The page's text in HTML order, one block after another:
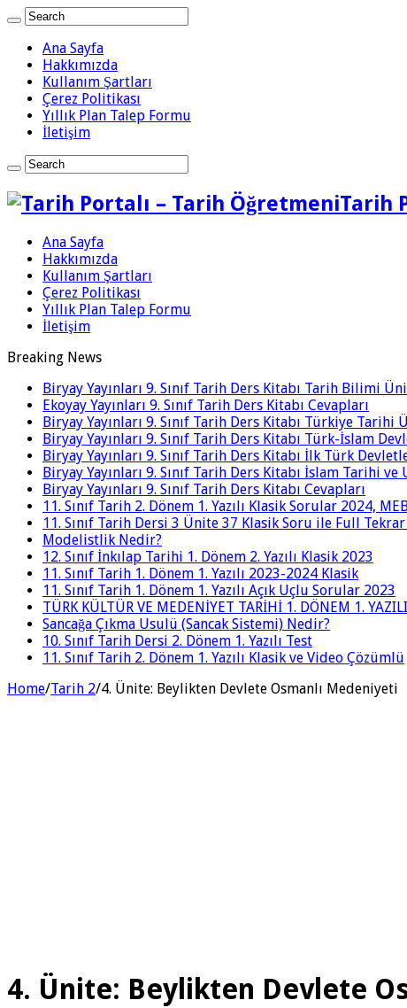
Ana Sayfa
Hakkımızda
Kullanım Şartları
Çerez Politikası
Yıllık Plan Talep Formu
İletişim
Tarih
Ana Sayfa
Hakkımızda
Kullanım Şartları
Çerez Politikası
Yıllık Plan Talep Formu
İletişim
Breaking News
Biryay Yayınları 9. Sınıf Tarih Ders Kitabı Tarih Bilimi
Ekoyay Yayınları 9. Sınıf Tarih Ders Kitabı Cevapları
Biryay Yayınları 9. Sınıf Tarih Ders Kitabı Türkiye Tarihi
Biryay Yayınları 9. Sınıf Tarih Ders Kitabı Türk-İslam
Biryay Yayınları 9. Sınıf Tarih Ders Kitabı İlk Türk
Biryay Yayınları 9. Sınıf Tarih Ders Kitabı İslam Tarihi ve
Biryay Yayınları 9. Sınıf Tarih Ders Kitabı Cevapları
11. Sınıf Tarih 2. Dönem 1. Yazılı Klasik Sorular 2024,
11. Sınıf Tarih Dersi 3 Ünite 37 Klasik Soru ile Full Tekrar
Modelistlik Nedir?
12. Sınıf İnkılap Tarihi 1. Dönem 2. Yazılı Klasik 2023
11. Sınıf Tarih 1. Dönem 1. Yazılı 2023-2024 Klasik
11. Sınıf Tarih 1. Dönem 1. Yazılı Açık Uçlu Sorular 2023
TÜRK KÜLTÜR VE MEDENİYET TARİHİ 1. DÖNEM 1.
Sancağa Çıkma Usulü (Sancak Sistemi) Nedir?
10. Sınıf Tarih Dersi 2. Dönem 1. Yazılı Test
11. Sınıf Tarih 2. Dönem 1. Yazılı Klasik ve Video Çözümlü
Home/Tarih 2/4. Ünite: Beylikten Devlete Osmanlı Medeniyeti
4. Ünite: Beylikten Devlete